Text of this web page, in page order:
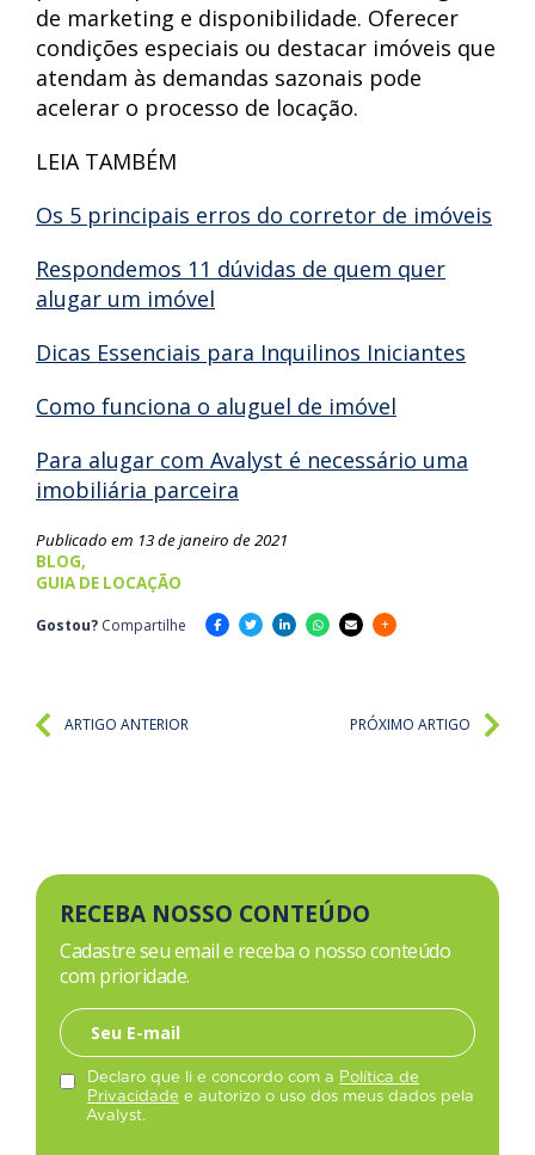
de marketing e disponibilidade. Oferecer
condições especiais ou destacar imóveis que
atendam às demandas sazonais pode
acelerar o processo de locação.
LEIA TAMBÉM
Os 5 principais erros do corretor de imóveis
Respondemos 11 dúvidas de quem quer
alugar um imóvel
Dicas Essenciais para Inquilinos Iniciantes
Como funciona o aluguel de imóvel
Para alugar com Avalyst é necessário uma
imobiliária parceira
Publicado em 13 de janeiro de 2021
BLOG,
GUIA DE LOCAÇÃO
Gostou? Compartilhe
ARTIGO ANTERIOR PRÓXIMO ARTIGO
RECEBA NOSSO CONTEÚDO
Cadastre seu email e receba o nosso conteúdo
com prioridade.
Declaro que li e concordo com a Política de
Privacidade e autorizo o uso dos meus dados pela
Avalyst.